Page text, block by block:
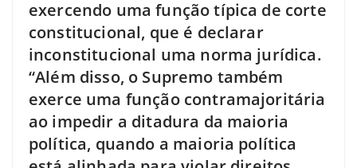
exercendo uma função típica de corte
constitucional, que é declarar
inconstitucional uma norma jurídica.
“Além disso, o Supremo também
exerce uma função contramajoritária
ao impedir a ditadura da maioria
política, quando a maioria política